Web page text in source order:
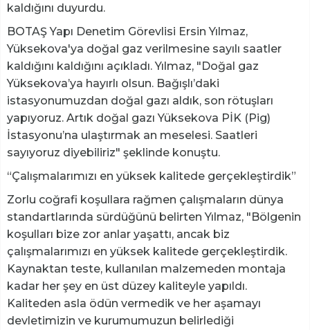
kaldığını duyurdu.
BOTAŞ Yapı Denetim Görevlisi Ersin Yılmaz,
Yüksekova'ya doğal gaz verilmesine sayılı saatler
kaldığını kaldığını açıkladı. Yılmaz, "Doğal gaz
Yüksekova’ya hayırlı olsun. Bağışlı’daki
istasyonumuzdan doğal gazı aldık, son rötuşları
yapıyoruz. Artık doğal gazı Yüksekova PİK (Pig)
İstasyonu’na ulaştırmak an meselesi. Saatleri
sayıyoruz diyebiliriz" şeklinde konuştu.
“Çalışmalarımızı en yüksek kalitede gerçekleştirdik”
Zorlu coğrafi koşullara rağmen çalışmaların dünya
standartlarında sürdüğünü belirten Yılmaz, "Bölgenin
koşulları bize zor anlar yaşattı, ancak biz
çalışmalarımızı en yüksek kalitede gerçekleştirdik.
Kaynaktan teste, kullanılan malzemeden montaja
kadar her şey en üst düzey kaliteyle yapıldı.
Kaliteden asla ödün vermedik ve her aşamayı
devletimizin ve kurumumuzun belirlediği